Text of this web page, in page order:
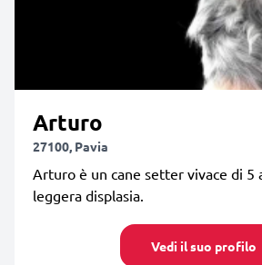
Arturo
27100, Pavia
Arturo è un cane setter vivace di 5
leggera displasia.
Vedi il suo profilo